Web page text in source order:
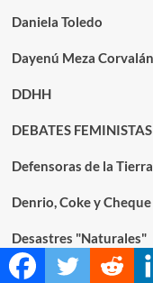
Daniela Toledo
Dayenú Meza Corvalán
DDHH
DEBATES FEMINISTAS
Defensoras de la
Denrio, Coke y
Desastres "Naturales"
Devoluciones de